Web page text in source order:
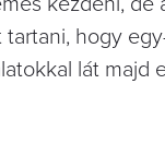
hogy
lát majd